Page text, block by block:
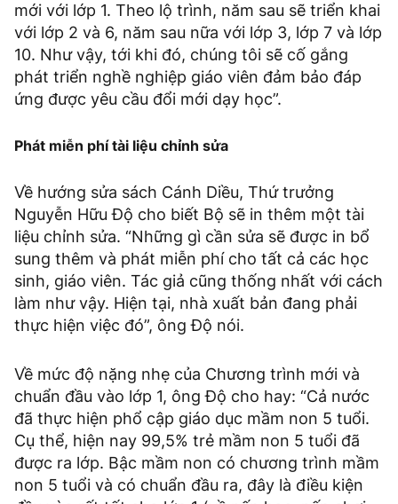
mới với lớp 1. Theo lộ trình, năm sau sẽ triển khai
với lớp 2 và 6, năm sau nữa với lớp 3, lớp 7 và lớp
10. Như vậy, tới khi đó, chúng tôi sẽ cố gắng
phát triển nghề nghiệp giáo viên đảm bảo đáp
ứng được yêu cầu đổi mới dạy học”.
Phát miễn phí tài liệu chỉnh sửa
Về hướng sửa sách Cánh Diều, Thứ trưởng
Nguyễn Hữu Độ cho biết Bộ sẽ in thêm một tài
liệu chỉnh sửa. “Những gì cần sửa sẽ được in bổ
sung thêm và phát miễn phí cho tất cả các học
sinh, giáo viên. Tác giả cũng thống nhất với cách
làm như vậy. Hiện tại, nhà xuất bản đang phải
thực hiện việc đó”, ông Độ nói.
Về mức độ nặng nhẹ của Chương trình mới và
chuẩn đầu vào lớp 1, ông Độ cho hay: “Cả nước
đã thực hiện phổ cập giáo dục mầm non 5 tuổi.
Cụ thể, hiện nay 99,5% trẻ mầm non 5 tuổi đã
được ra lớp. Bậc mầm non có chương trình mầm
non 5 tuổi và có chuẩn đầu ra, đây là điều kiện